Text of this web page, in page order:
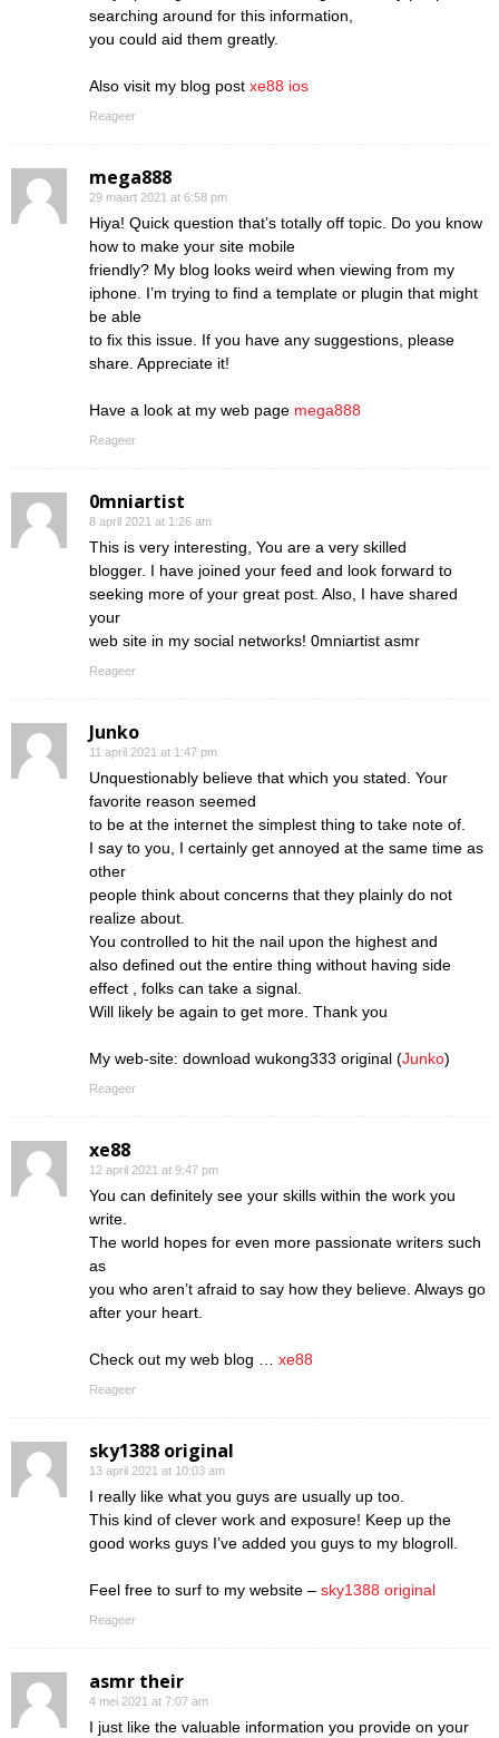
searching around for this information,
you could aid them greatly.
Also visit my blog post xe88 ios
Reageer
mega888
29 maart 2021 at 6:58 pm
Hiya! Quick question that’s totally off topic. Do you know
how to make your site mobile
friendly? My blog looks weird when viewing from my
iphone. I’m trying to find a template or plugin that might
be able
to fix this issue. If you have any suggestions, please
share. Appreciate it!
Have a look at my web page mega888
Reageer
0mniartist
8 april 2021 at 1:26 am
This is very interesting, You are a very skilled
blogger. I have joined your feed and look forward to
seeking more of your great post. Also, I have shared
your
web site in my social networks! 0mniartist asmr
Reageer
Junko
11 april 2021 at 1:47 pm
Unquestionably believe that which you stated. Your
favorite reason seemed
to be at the internet the simplest thing to take note of.
I say to you, I certainly get annoyed at the same time as
other
people think about concerns that they plainly do not
realize about.
You controlled to hit the nail upon the highest and
also defined out the entire thing without having side
effect , folks can take a signal.
Will likely be again to get more. Thank you
My web-site: download wukong333 original (Junko)
Reageer
xe88
12 april 2021 at 9:47 pm
You can definitely see your skills within the work you
write.
The world hopes for even more passionate writers such
as
you who aren’t afraid to say how they believe. Always go
after your heart.
Check out my web blog … xe88
Reageer
sky1388 original
13 april 2021 at 10:03 am
I really like what you guys are usually up too.
This kind of clever work and exposure! Keep up the
good works guys I’ve added you guys to my blogroll.
Feel free to surf to my website – sky1388 original
Reageer
asmr their
4 mei 2021 at 7:07 am
I just like the valuable information you provide on your